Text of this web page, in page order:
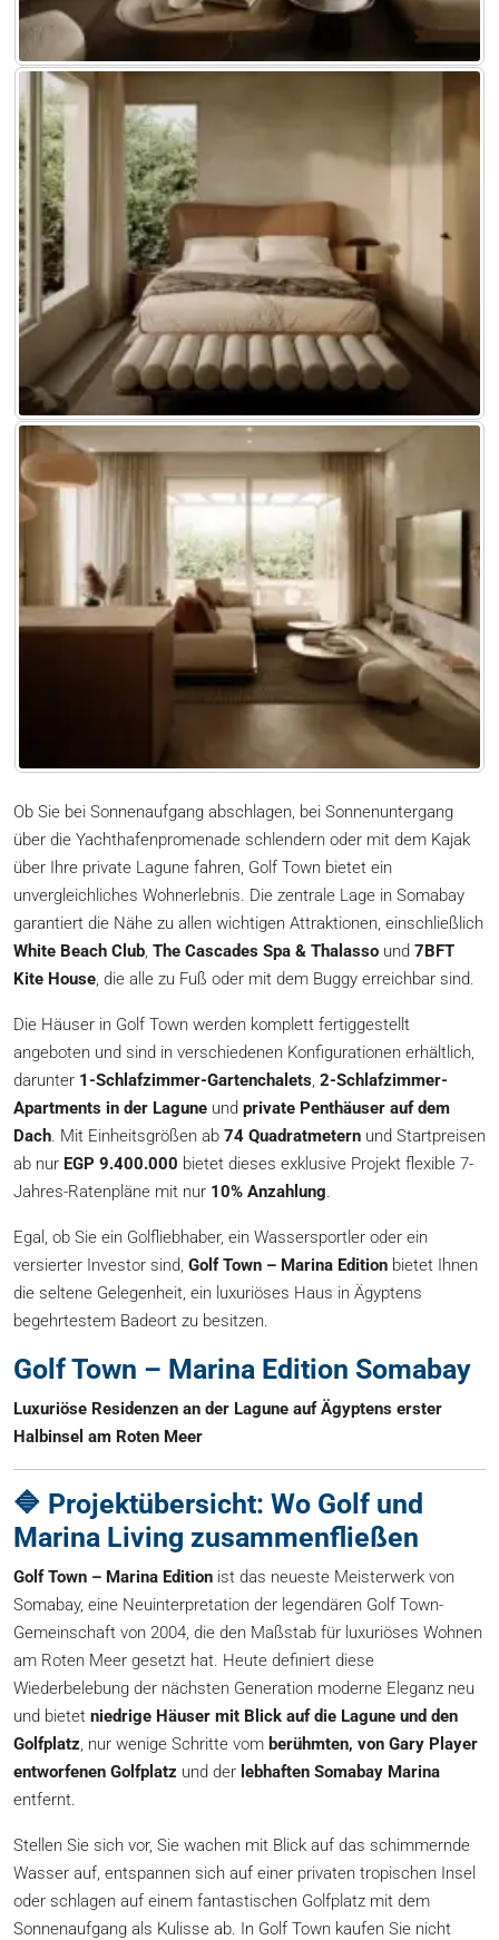
Ob Sie bei Sonnenaufgang abschlagen, bei Sonnenuntergang
über die Yachthafenpromenade schlendern oder mit dem Kajak
über Ihre private Lagune fahren, Golf Town bietet ein
unvergleichliches Wohnerlebnis. Die zentrale Lage in Somabay
garantiert die Nähe zu allen wichtigen Attraktionen, einschließlich
White Beach Club The Cascades Spa & Thalasso und 7BFT
Kite House , die alle zu Fuß oder mit dem Buggy erreichbar sind.
Die Häuser in Golf Town werden komplett fertiggestellt
angeboten und sind in verschiedenen Konfigurationen erhältlich,
darunter 1-Schlafzimmer-Gartenchalets 2-Schlafzimmer-
Apartments in der Lagune und private Penthäuser auf dem
Dach . Mit Einheitsgrößen ab 74 Quadratmetern und Startpreisen
ab nur EGP 9.400.000 bietet dieses exklusive Projekt flexible 7-
Jahres-Ratenpläne mit nur 10% Anzahlung
Egal, ob Sie ein Golfliebhaber, ein Wassersportler oder ein
versierter Investor sind, Golf Town – Marina Edition bietet Ihnen
die seltene Gelegenheit, ein luxuriöses Haus in Ägyptens
begehrtestem Badeort zu besitzen.
Golf Town – Marina Edition Somabay
Luxuriöse Residenzen an der Lagune auf Ägyptens erster
Halbinsel am Roten Meer
🔷 Projektübersicht: Wo Golf und
Marina Living zusammenfließen
Golf Town – Marina Edition ist das neueste Meisterwerk von
Somabay, eine Neuinterpretation der legendären Golf Town-
Gemeinschaft von 2004, die den Maßstab für luxuriöses Wohnen
am Roten Meer gesetzt hat. Heute definiert diese
Wiederbelebung der nächsten Generation moderne Eleganz neu
und bietet niedrige Häuser mit Blick auf die Lagune und den
Golfplatz , nur wenige Schritte vom berühmten, von Gary Player
entworfenen Golfplatz und der lebhaften Somabay Marina
entfernt.
Stellen Sie sich vor, Sie wachen mit Blick auf das schimmernde
Wasser auf, entspannen sich auf einer privaten tropischen Insel
oder schlagen auf einem fantastischen Golfplatz mit dem
Sonnenaufgang als Kulisse ab. In Golf Town kaufen Sie nicht